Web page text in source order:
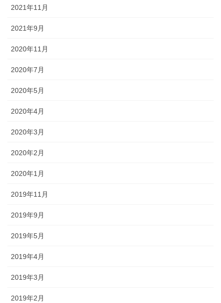
2021年11月
2021年9月
2020年11月
2020年7月
2020年5月
2020年4月
2020年3月
2020年2月
2020年1月
2019年11月
2019年9月
2019年5月
2019年4月
2019年3月
2019年2月